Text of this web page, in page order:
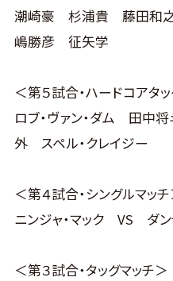
潮崎豪 杉浦貴 藤田
嶋勝彦 征矢学
＜第５試合・ハードコアタ
ロブ・ヴァン・ダム 田
外 スペル・クレイジー
＜第４試合・シングルマッ
ニンジャ・マック VS ダン
＜第３試合・タッグマッチ＞